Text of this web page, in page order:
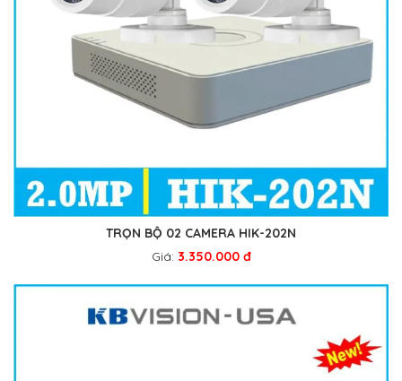
TRỌN BỘ 02 CAMERA HIK-202N
Giá: 3.350.000 đ